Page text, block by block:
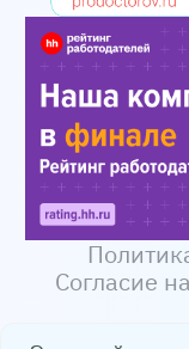
Согласие
© НИКА